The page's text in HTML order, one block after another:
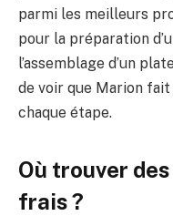
parmi les meilleurs
pour la préparation
l’assemblage d’un
de voir que Marion fait
chaque étape.
Où trouver
frais ?